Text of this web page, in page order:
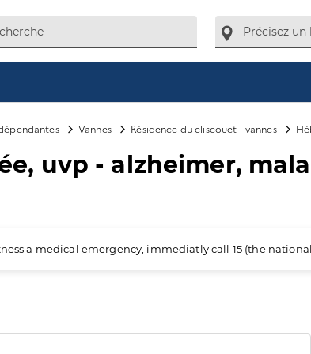
Vannes Résidence du cliscouet - vannes
uvp - alzheimer,
a medical emergency, immediatly call 15 (the